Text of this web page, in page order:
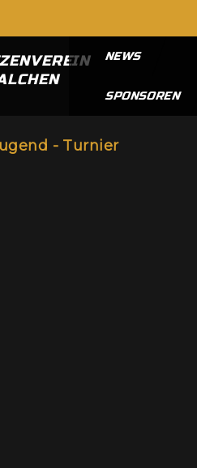
NEWS
SPONSOREN
- Turnier